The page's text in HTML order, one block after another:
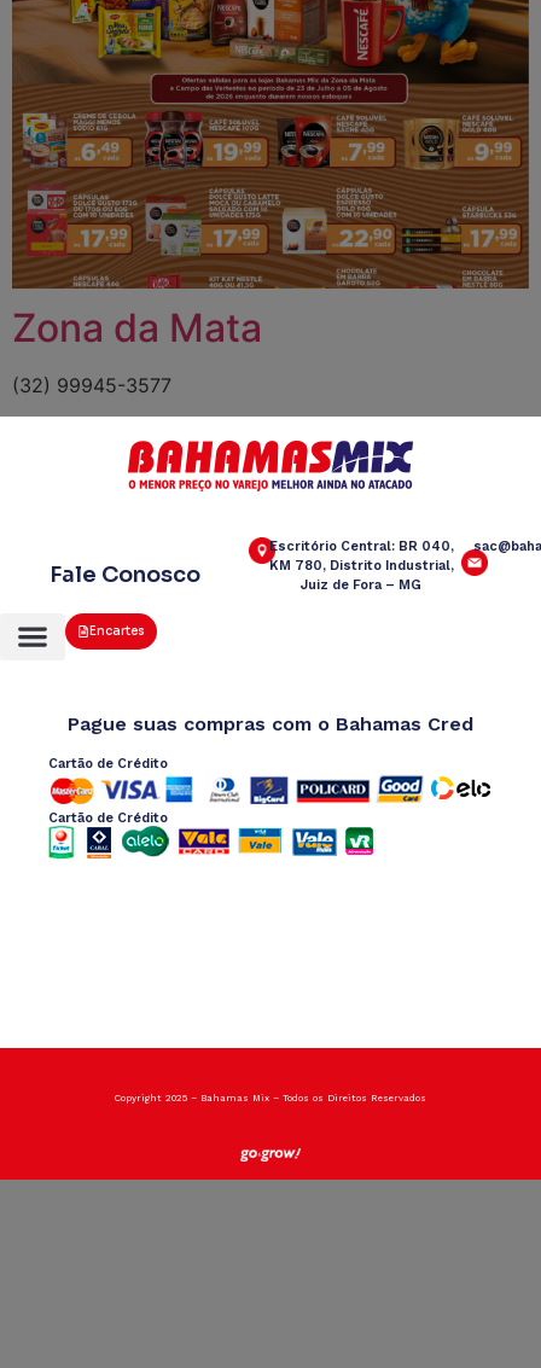
Zona da Mata
(32) 99945-3577
Encartes
Fale Conosco
Escritório Central: BR 040,
KM 780, Distrito Industrial,
Juiz de Fora – MG
Pague suas compras com o Bahamas Cred
Cartão de Crédito
Cartão de Crédito
Copyright 2025 – Bahamas Mix – Todos os Direitos Reservados